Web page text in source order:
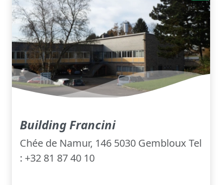
Building Francini
Chée de Namur, 146 5030 Gembloux Tel
: +32 81 87 40 10